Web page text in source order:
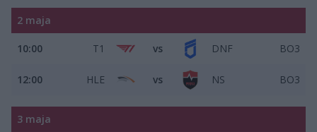
2 maja
10:00 T1 vs DNF BO3
12:00 HLE vs NS BO3
3 maja